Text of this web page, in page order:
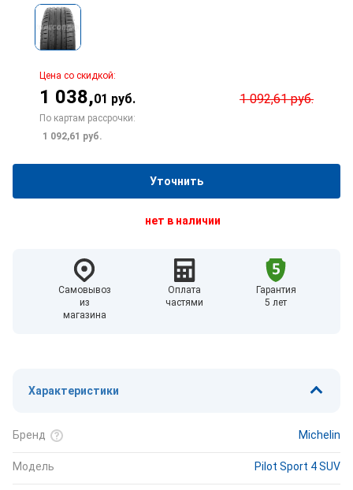
Цена со скидкой:
1 038,01 руб. 1 092,61руб.
По картам рассрочки:
1 092,61 руб.
Уточнить
нет в наличии
Самовывоз
из
магазина
Оплата
частями
Гарантия
5 лет
Характеристики
Бренд Michelin
Модель Pilot Sport 4 SUV